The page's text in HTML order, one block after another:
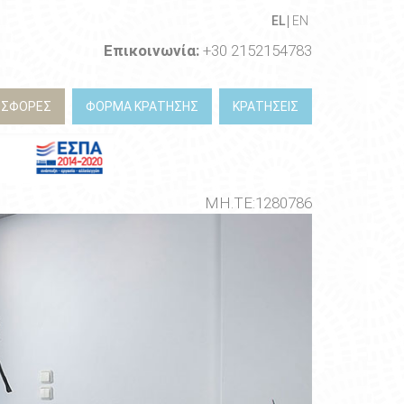
EL EN
Επικοινωνία: +30 2152154783
ΦΟΡΜΑ ΚΡΑΤΗΣΗΣ ΚΡΑΤΗΣΕΙΣ
ΜΗ.ΤΕ:1280786